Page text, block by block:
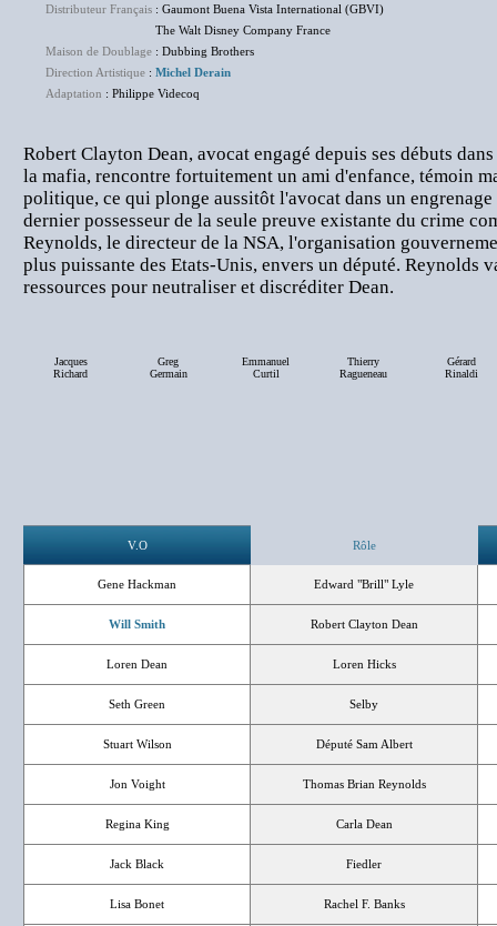
Distributeur Français : Gaumont Buena Vista International (GBVI)
The Walt Disney Company France
Maison de Doublage : Dubbing Brothers
Direction Artistique : Michel Derain
Adaptation : Philippe Videcoq
Robert Clayton Dean, avocat engagé depuis ses débuts
la mafia, rencontre fortuitement un ami d'enfance, témoin
politique, ce qui plonge aussitôt l'avocat dans un
dernier possesseur de la seule preuve existante du crime
Reynolds, le directeur de la NSA, l'organisation
plus puissante des Etats-Unis, envers un député. Reynolds
ressources pour neutraliser et discréditer Dean.
Jacques
Richard
Greg
Germain
Emmanuel
Curtil
Thierry
Ragueneau
Gérard
Rinaldi
V.O Rôle
Gene Hackman Edward "Brill" Lyle
Will Smith Robert Clayton Dean
Loren Dean Loren Hicks
Seth Green Selby
Stuart Wilson Député Sam Albert
Jon Voight Thomas Brian Reynolds
Regina King Carla Dean
Jack Black Fiedler
Lisa Bonet Rachel F. Banks